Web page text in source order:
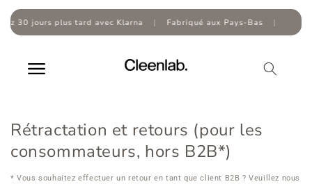
Skip to
content
30 jours plus tard avec Klarna | Fabriqué aux Pays-Bas |
Rétractation et retours (pour les
consommateurs, hors B2B*)
* Vous souhaitez effectuer un retour en tant que client B2B ? Veuillez nous